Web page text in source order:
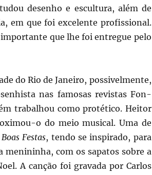
desenho e escultura, além de
em que foi excelente profissional.
que lhe foi entregue pelo
do Rio de Janeiro, possivelmente,
nas famosas revistas Fon-
trabalhou como protético. Heitor
o do meio musical. Uma de
Boas Festas, tendo se inspirado, para
com os sapatos sobre a
A canção foi gravada por Carlos